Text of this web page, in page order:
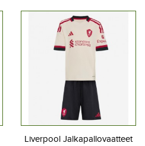
housut)
Liverpool Jalkapallovaatteet